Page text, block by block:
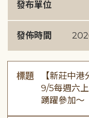
發布單位
發佈時間
標題
【新莊中
9/5每週六
踴躍參加～